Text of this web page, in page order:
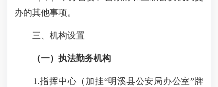
办的其他事项。
三、机构设置
（一）执法勤务机构
1.指挥中心（加挂“明溪县公安局办公室”牌